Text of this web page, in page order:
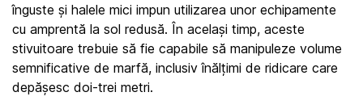
înguste și halele mici impun utilizarea unor echipamente
cu amprentă la sol redusă. În același timp, aceste
stivuitoare trebuie să fie capabile să manipuleze volume
semnificative de marfă, inclusiv înălțimi de ridicare care
depășesc doi-trei metri.